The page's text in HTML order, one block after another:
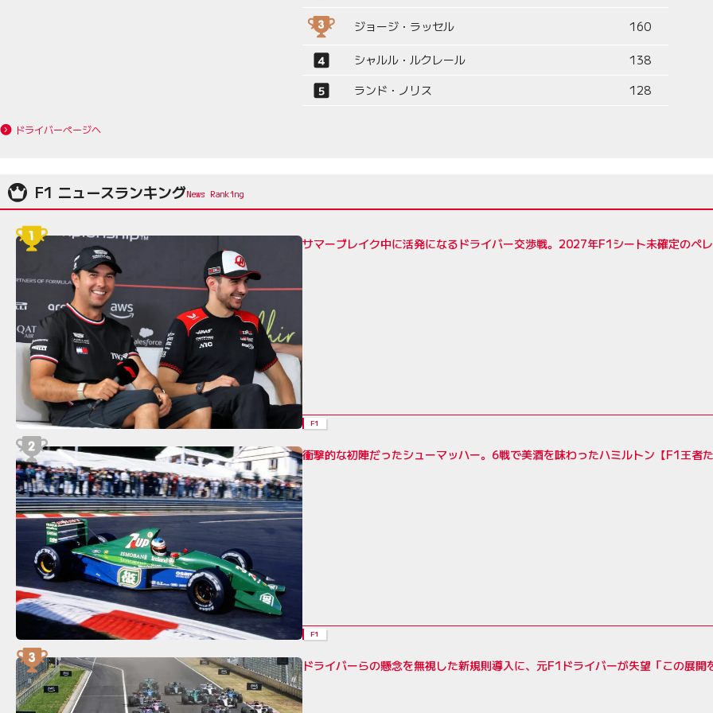
ジョージ・ラッセル 160
シャルル・ルクレール
138
ランド・ノリス
128
ドライバーページへ
F1 ニュースランキング
サマーブレイク中に活発になるドライバー交渉戦。2027年F1シート未確定のペ
F1
衝撃的な初陣だったシューマッハー。6戦で美酒を味わったハミルトン【F1王者
F1
ドライバーらの懸念を無視した新規則導入に、元F1ドライバーが失望「この展開